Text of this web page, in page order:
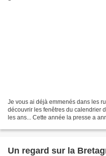
Je vous ai déjà emmenés dans les
découvrir les fenêtres du calendrier
les ans... Cette année la presse a
Un regard sur la